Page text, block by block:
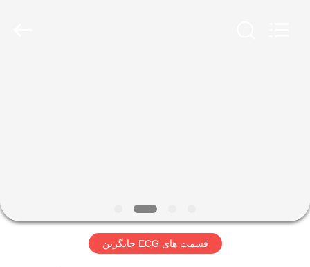
درباره
ما
قسمت های ECG جایگزین